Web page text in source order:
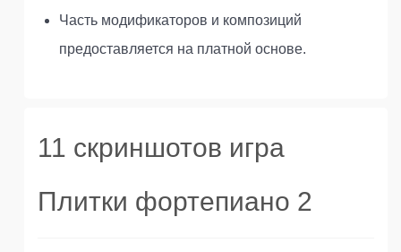
Часть модификаторов и композиций
предоставляется на платной основе.
11 скриншотов игра
Плитки фортепиано 2